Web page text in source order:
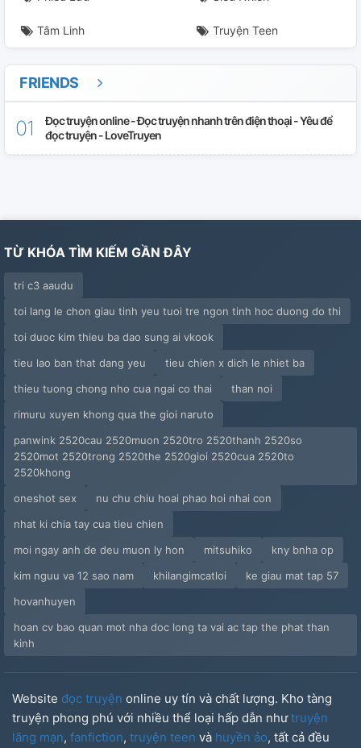
Tâm Linh Truyện Teen
FRIENDS
Đọc truyện online - Đọc truyện nhanh trên điện thoại - Yêu để
đọc truyện - LoveTruyen
TỪ KHÓA TÌM KIẾM GẦN ĐÂY
tri c3 aaudu
toi lang le chon giau tinh yeu tuoi tre ngon tinh hoc duong do thi
toi duoc kim thieu ba dao sung ai vkook
tieu lao ban that dang yeu
tieu chien x dich le nhiet ba
thieu tuong chong nho cua ngai co thai
than noi
rimuru xuyen khong qua the gioi naruto
panwink 2520cau 2520muon 2520tro 2520thanh 2520so
2520mot 2520trong 2520the 2520gioi 2520cua 2520to
2520khong
oneshot sex
nu chu chiu hoai phao hoi nhai con
nhat ki chia tay cua tieu chien
moi ngay anh de deu muon ly hon
mitsuhiko
kny bnha op
kim nguu va 12 sao nam
khilangimcatloi
ke giau mat tap 57
hovanhuyen
hoan cv bao quan mot nha doc long ta vai ac tap the phat than
kinh
Website đọc truyện online uy tín và chất lượng. Kho tàng
truyện phong phú với nhiều thể loại hấp dẫn nhưtruyện
lãng mạn, fanfiction, truyện teen và huyền ảo, tất cả đều